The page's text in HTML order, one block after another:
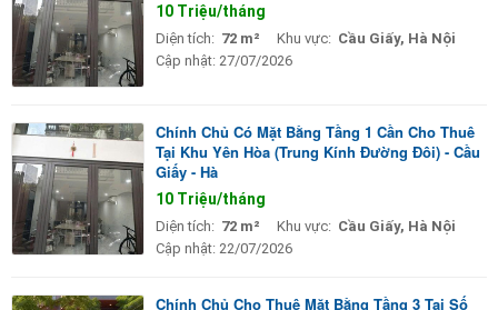
10 Triệu/tháng
Diện tích: 72 m² Khu vực: Cầu Giấy, Hà Nội
Cập nhật: 27/07/2026
Chính Chủ Có Mặt Bằng Tầng 1 Cần Cho Thuê
Tại Khu Yên Hòa (Trung Kính Đường Đôi) - Cầu
Giấy - Hà
10 Triệu/tháng
Diện tích: 72 m² Khu vực: Cầu Giấy, Hà Nội
Cập nhật: 22/07/2026
Chính Chủ Cho Thuê Mặt Bằng Tầng 3 Tại Số